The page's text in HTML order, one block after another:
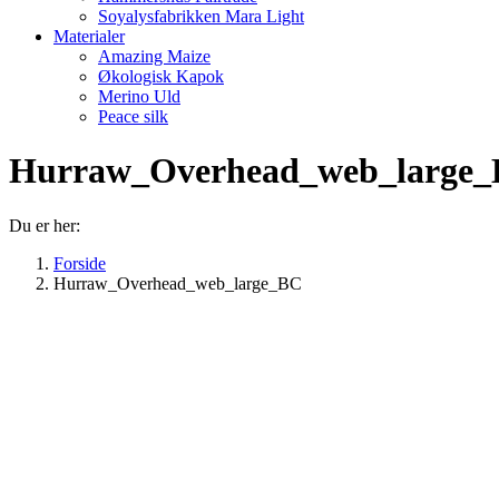
Soyalysfabrikken Mara Light
Materialer
Amazing Maize
Økologisk Kapok
Merino Uld
Peace silk
Du er her:
Forside
Hurraw_Overhead_web_large_BC